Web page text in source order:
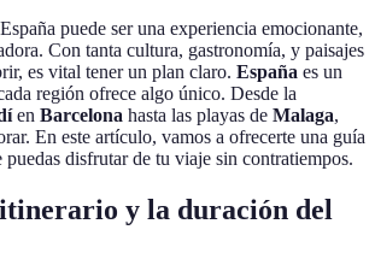
puede ser una experiencia emocionante,
Con tanta cultura, gastronomía, y paisajes
es vital tener un plan claro. España es un
región ofrece algo único. Desde la
en Barcelona hasta las playas de Malaga,
En este artículo, vamos a ofrecerte una guía
puedas disfrutar de tu viaje sin contratiempos.
y la duración del